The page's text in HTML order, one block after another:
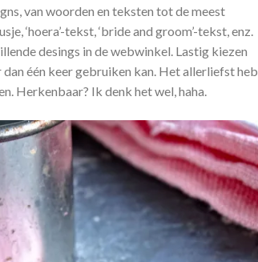
van woorden en teksten tot de meest
‘hoera’-tekst, ‘bride and groom’-tekst, enz.
desings in de webwinkel. Lastig kiezen
één keer gebruiken kan. Het allerliefst heb
Herkenbaar? Ik denk het wel, haha.